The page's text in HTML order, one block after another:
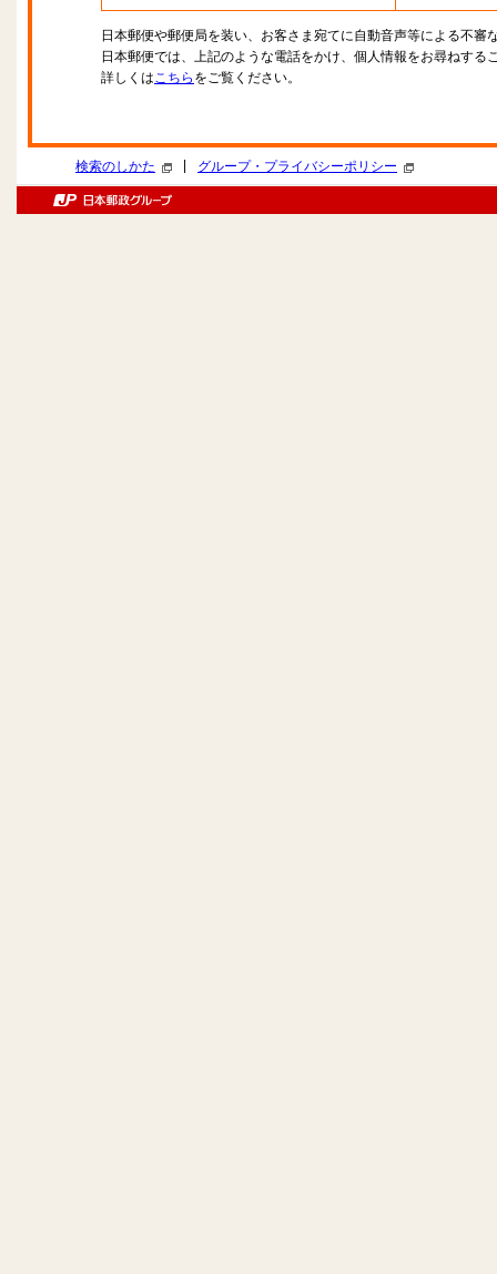
日本郵便や郵便局を装い、お客さま宛てに自動音声等による不審
日本郵便では、上記のような電話をかけ、個人情報をお尋ねする
詳しくはこちら をご覧ください。
検索のしかた グループ・プライバシーポリシー